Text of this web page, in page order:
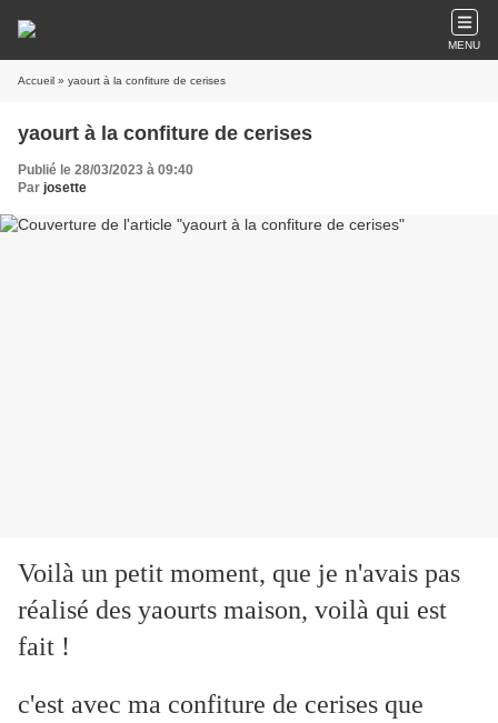
MENU
Accueil » yaourt à la confiture de cerises
yaourt à la confiture de cerises
Publié le 28/03/2023 à 09:40
Par josette
Voilà un petit moment, que je n'avais pas
réalisé des yaourts maison, voilà qui est
fait !
c'est avec ma confiture de cerises que